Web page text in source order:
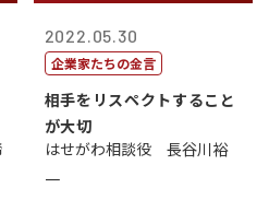
2022.05.30
企業家たちの金言
相手をリスペクトすること
が大切
はせがわ相談役 長谷川裕
一